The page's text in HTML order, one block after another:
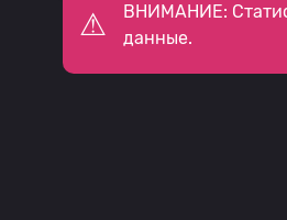
ВНИМАНИЕ:
данные.